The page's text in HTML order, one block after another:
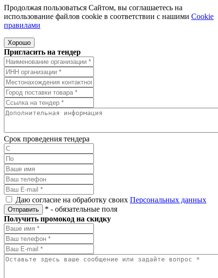
Продолжая пользоваться Сайтом, вы соглашаетесь на
использование файлов cookie в соответствии с нашими Cookiе
правилами
Хорошо
Пригласить на тендер
Срок проведения тендера
Даю согласие на обработку своих Персональных данных
Отправить * - обязательные поля
Получить промокод на скидку